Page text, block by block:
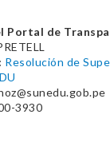
Portal de
Resolución de
3930